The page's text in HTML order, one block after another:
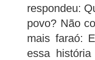
respondeu:
povo? Não
mais faraó:
essa